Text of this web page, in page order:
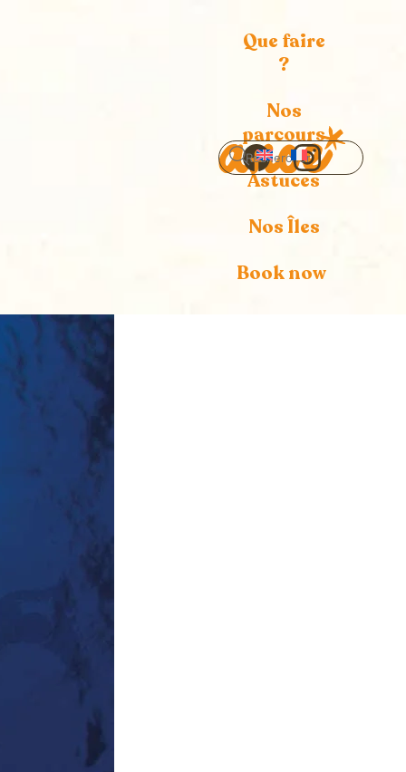
Icon
label
Icon
label
Que faire
?
Nos
parcours
Astuces
Nos Îles
Book now